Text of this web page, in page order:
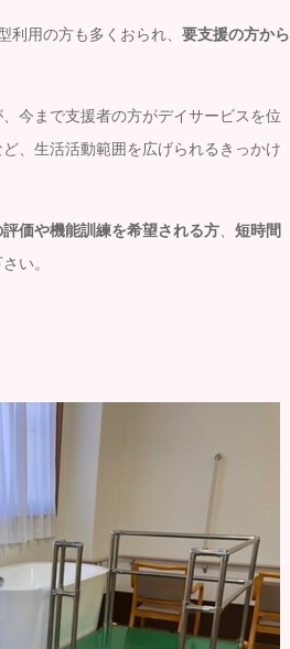
利用の方も多くおられ、要支援の方から
今まで支援者の方がデイサービスを位
、生活活動範囲を広げられるきっかけ
価や機能訓練を希望される方、短時間
い。